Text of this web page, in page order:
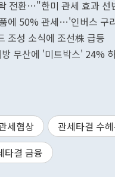
전환…"한미 관세 효과 선
에 50% 관세…'인버스
조성 소식에 조선株 급등
무산에 '미트박스' 24%
세협상 관세타결 수
타결 금융